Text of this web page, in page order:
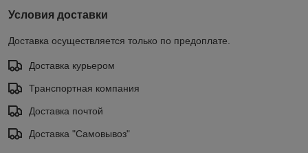
Условия доставки
Доставка осуществляется только по предоплате.
Доставка курьером
Транспортная компания
Доставка почтой
Доставка "Самовывоз"